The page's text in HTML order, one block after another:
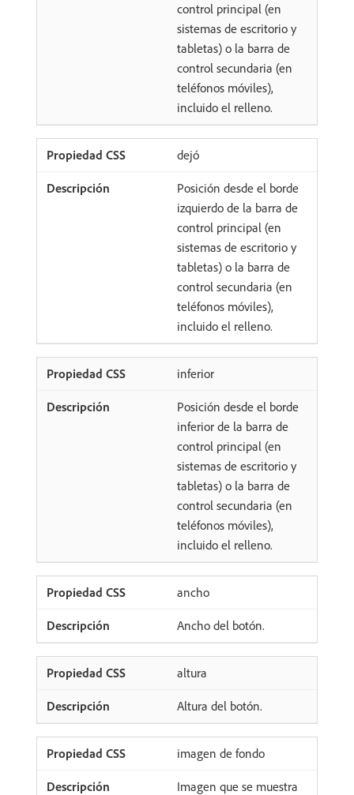
control principal (en
sistemas de escritorio y
tabletas) o la barra de
control secundaria (en
teléfonos móviles),
incluido el relleno.
dejó
Posición desde el borde
izquierdo de la barra de
control principal (en
sistemas de escritorio y
tabletas) o la barra de
control secundaria (en
teléfonos móviles),
incluido el relleno.
inferior
Posición desde el borde
inferior de la barra de
control principal (en
sistemas de escritorio y
tabletas) o la barra de
control secundaria (en
teléfonos móviles),
incluido el relleno.
ancho
Ancho del botón.
altura
Altura del botón.
imagen de fondo
Imagen que se muestra